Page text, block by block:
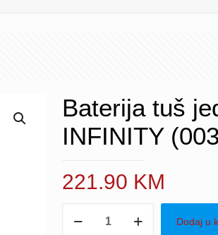
Baterija tuš
INFINITY
221.90 KM
Dodaj u